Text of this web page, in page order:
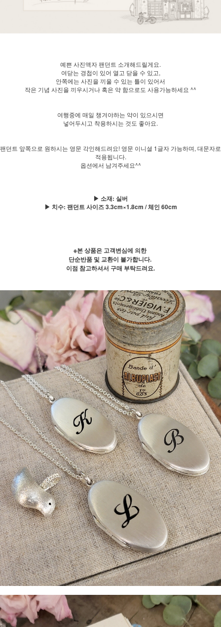
예쁜 사진액자 팬던트 소개해드릴게요.
여닫는 경첩이 있어 열고 닫을 수 있고,
안쪽에는 사진을 끼울 수 있는 틀이 있어서
작은 기념 사진을 끼우시거나 혹은 약 함으로도 사용가능하세요 ^^
여행중에 매일 챙겨야하는 약이 있으시면
넣어두시고 착용하시는 것도 좋아요.
팬던트 앞쪽으로 원하시는 영문 각인해드려요! 영문 이니셜 1글자 가능하며, 대문자로
적용됩니다.
옵션에서 남겨주세요^^
▶ 소재: 실버
▶ 치수: 팬던트 사이즈 3.3cm×1.8cm / 체인 60cm
※본 상품은 고객변심에 의한
단순반품 및 교환이 불가합니다.
이점 참고하셔서 구매 부탁드려요.